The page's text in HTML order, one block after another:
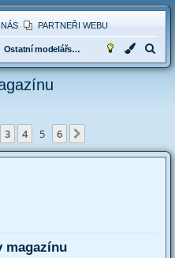
PARTNEŘI WEBU
Ostatní modelářské diskuse
e
3 4 5 6
magazínu